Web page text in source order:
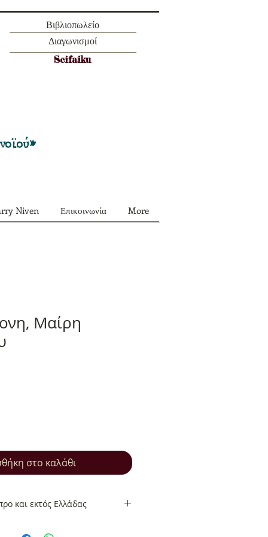
Βιβλιοπωλείο
Διαγωνισμοί
Scifaiku
Niven Επικοινωνία More
Μαίρη
στο καλάθι
και εκτός Ελλάδας